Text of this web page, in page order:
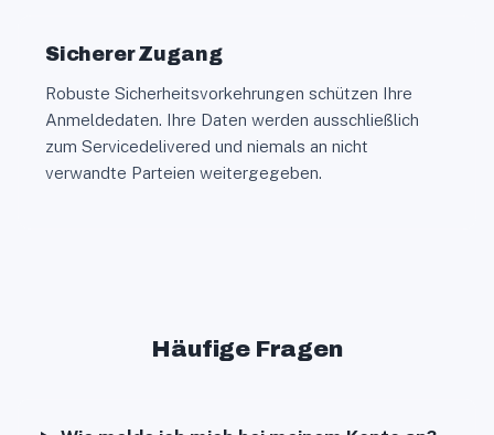
Sicherer Zugang
Robuste Sicherheitsvorkehrungen schützen Ihre
Anmeldedaten. Ihre Daten werden ausschließlich
zum Servicedelivered und niemals an nicht
verwandte Parteien weitergegeben.
Häufige Fragen